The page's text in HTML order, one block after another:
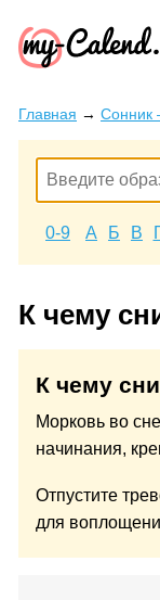
Главная → Сонник
0-9 А Б В
К чему
К чему
Морковь во
начинания,
Отпустите
для